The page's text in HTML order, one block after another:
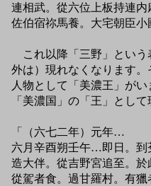
連相武。從六位上板持連内
佐伯宿祢馬養。大宅朝臣小
これ以降「三野」という
外は）現れなくなります
人物として「美濃王」が
「美濃国」の「王」として
「（六七二年）元年…
六月辛酉朔壬午…即日。到
造大伴。從吉野宮追至。
從駕者食。過甘羅村。有